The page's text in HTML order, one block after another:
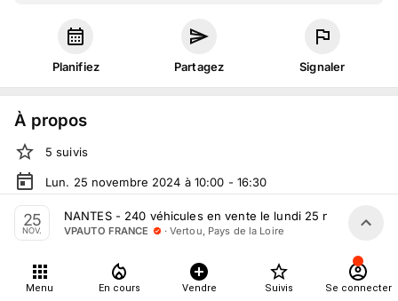
Planifiez Partagez Signaler
À propos
5 suivis
Lun. 25 novembre 2024 à 10:00 - 16:30
Vente volontaireorganiséepar VPAUTO FRANCE
En salle :
Tout le monde peut participer
25
NOV.
NANTES - 240 véhicules en vente le lundi 25 novembre
VPAUTO FRANCE · Vertou, Pays de la Loire
Menu En cours Vendre Suivis Se connecter